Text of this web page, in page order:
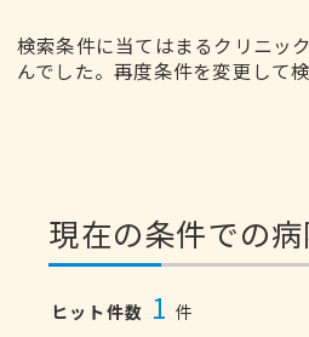
検索条件に当てはまるクリニッ
んでした。再度条件を変更して
現在の条件での
ヒット件数 1 件